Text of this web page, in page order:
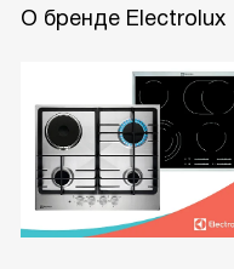
О бренде Electrolux